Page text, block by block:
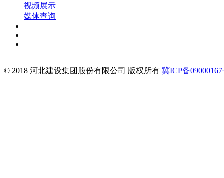
视频展示
媒体查询
© 2018 河北建设集团股份有限公司 版权所有 冀ICP备